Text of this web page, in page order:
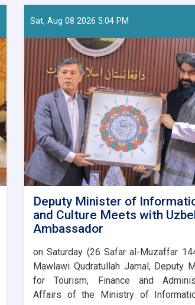
Sat, Aug 08 2026 5:04 PM
Deputy Minister of
and Culture Meets with
Ambassador
on Saturday (26 Safar al-Muzaffar
Mawlawi Qudratullah Jamal, Deputy
for Tourism, Finance and
Affairs of the Ministry of